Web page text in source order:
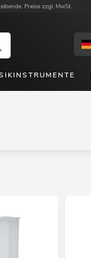
Preise zzgl. MwSt.